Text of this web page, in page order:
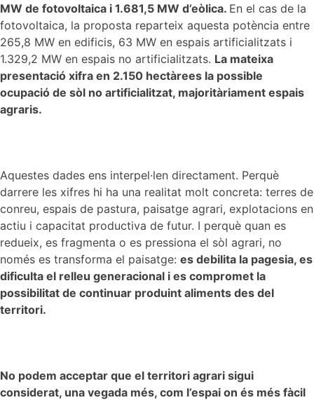
MW de fotovoltaica i 1.681,5 MW d’eòlica. En el cas de la
fotovoltaica, la proposta reparteix aquesta potència entre
265,8 MW en edificis, 63 MW en espais artificialitzats i
1.329,2 MW en espais no artificialitzats. La mateixa
presentació xifra en 2.150 hectàrees la possible
ocupació de sòl no artificialitzat, majoritàriament espais
agraris.
Aquestes dades ens interpel·len directament. Perquè
darrere les xifres hi ha una realitat molt concreta: terres de
conreu, espais de pastura, paisatge agrari, explotacions en
actiu i capacitat productiva de futur. I perquè quan es
redueix, es fragmenta o es pressiona el sòl agrari, no
només es transforma el paisatge: es debilita la pagesia, es
dificulta el relleu generacional i es compromet la
possibilitat de continuar produint aliments des del
territori.
No podem acceptar que el territori agrari sigui
considerat, una vegada més, com l’espai on és més fàcil